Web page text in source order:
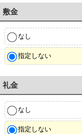
敷金
なし
指定しない
礼金
なし
指定しない